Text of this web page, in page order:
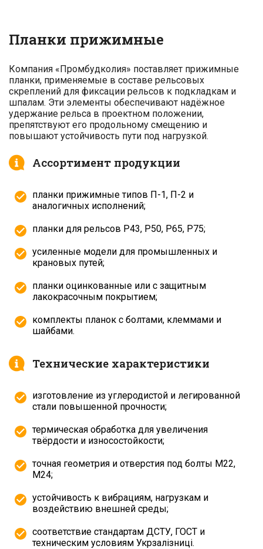
Планки прижимные
Компания «Промбудколия» поставляет прижимные
планки, применяемые в составе рельсовых
скреплений для фиксации рельсов к подкладкам и
шпалам. Эти элементы обеспечивают надёжное
удержание рельса в проектном положении,
препятствуют его продольному смещению и
повышают устойчивость пути под нагрузкой.
Ассортимент продукции
планки прижимные типов П-1, П-2 и
аналогичных исполнений;
планки для рельсов Р43, Р50, Р65, Р75;
усиленные модели для промышленных и
крановых путей;
планки оцинкованные или с защитным
лакокрасочным покрытием;
комплекты планок с болтами, клеммами и
шайбами.
Технические характеристики
изготовление из углеродистой и легированной
стали повышенной прочности;
термическая обработка для увеличения
твёрдости и износостойкости;
точная геометрия и отверстия под болты М22,
М24;
устойчивость к вибрациям, нагрузкам и
воздействию внешней среды;
соответствие стандартам ДСТУ, ГОСТ и
техническим условиям Укрзалізниці.